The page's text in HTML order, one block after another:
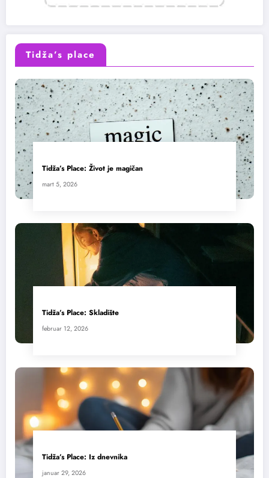
Tidža’s place
Tidža’s Place: Život je magičan
mart 5, 2026
Tidža’s Place: Skladište
februar 12, 2026
Tidža’s Place: Iz dnevnika
januar 29, 2026